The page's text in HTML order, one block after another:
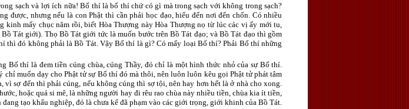
sạch và lợi ích nữa! Bố thí là bố thí chứ có gì mà trong sạch với không trong sạch?
được, nhưng nếu là con Phật thì cần phải học đạo, hiểu đến nơi đến chốn. Có nhiều
mấy chục năm rồi, biết Hòa Thượng này Hòa Thượng nọ từ lúc các vị ấy mới tu,
Tát giới). Thọ Bồ Tát giới tức là muốn bước trên Bồ Tát đạo; và Bồ Tát đạo thì gồm
thì đó không phải là Bồ Tát. Vậy Bố thí là gì? Có mấy loại Bố thí? Phải Bố thí những
Bố thí là đem tiền cúng chùa, cúng Thầy, đó chỉ là một hình thức nhỏ của sự Bố thí.
muốn dạy cho Phật tử sự Bố thí đó mà thôi, nên luôn luôn kêu gọi Phật tử phát tâm
sợ đến thì phải cúng, nếu không cúng thì sợ tội, nên hay hơn hết là ở nhà cho xong.
hoặc quá si mê, là những người hay đi rêu rao chùa này nhiều tiền, chùa kia ít tiền,
tạo khẩu nghiệp, đó là chưa kể đã phạm vào các giới trọng, giới khinh của Bồ Tát.